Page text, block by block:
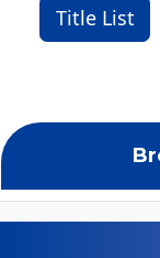
Title List